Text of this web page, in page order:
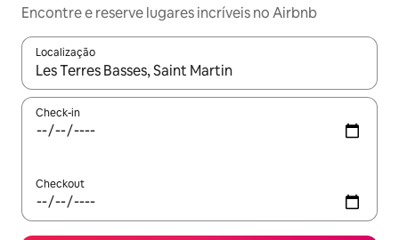
Encontre e reserve lugares incríveis no Airbnb
Localização
Quando os resultados estiverem disponíveis, explore-os
Check-in
Checkout